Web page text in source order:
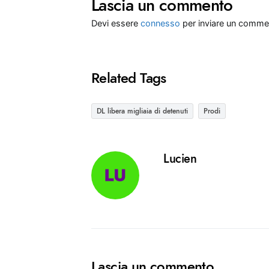
Lascia un commento
Devi essere connesso per inviare un
Related Tags
DL libera migliaia di detenuti Prodi
Lucien